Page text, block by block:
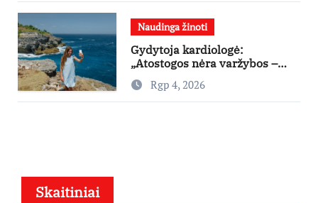
Naudinga žinoti
Gydytoja kardiologė:
„Atostogos nėra varžybos –
nereikia stengtis per vieną
dieną pamatyti visų lankytinų
vietų“
Rgp 4, 2026
Skaitiniai